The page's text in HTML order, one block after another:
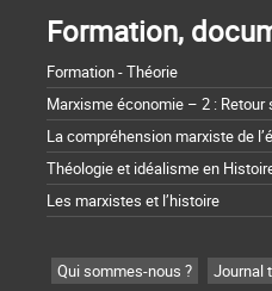
Formation,
Formation - Théorie
Marxisme économie – 2 :
La compréhension marxiste de
Théologie et idéalisme en
Les marxistes et l’histoire
Qui sommes-nous ? Journal